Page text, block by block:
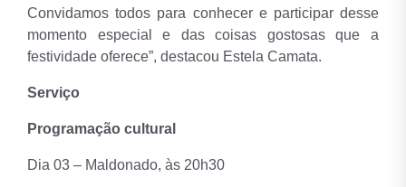
Convidamos todos para conhecer e participar desse
momento especial e das coisas gostosas que a
festividade oferece”, destacou Estela Camata.
Serviço
Programação cultural
Dia 03 – Maldonado, às 20h30